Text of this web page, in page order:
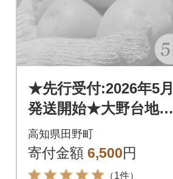
★先行受付:2026年5月
発送開始★大野台地で
採れた令和8年産新じ
ゃがいも『とうや』5
kg訳あり品
高知県田野町
寄付金額 6,500円
（1件）